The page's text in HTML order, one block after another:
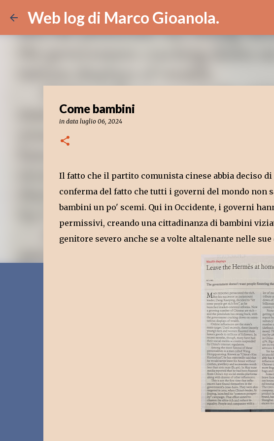
Web log di Marco Gioanola.
Come bambini
in data luglio 06, 2024
Il fatto che il partito comunista cinese abbia deciso
conferma del fatto che tutti i governi del mondo
bambini un po' scemi. Qui in Occidente, i governi
permissivi, creando una cittadinanza di bambini
genitore severo anche se a volte altalenante nelle